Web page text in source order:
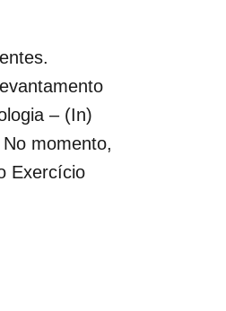
– (In)
momento,
Exercício